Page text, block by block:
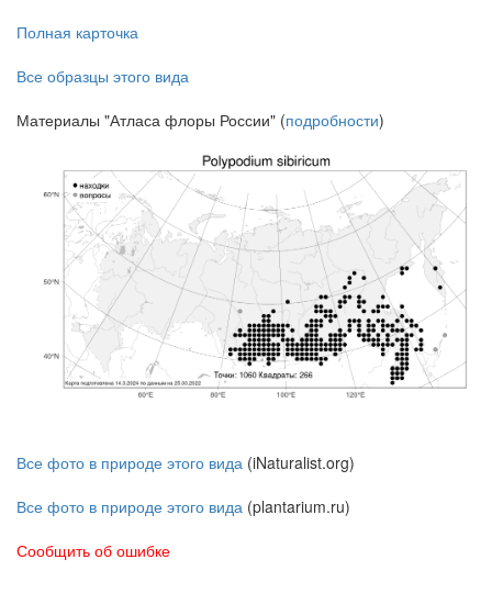
Полная карточка
Все образцы этого вида
Материалы "Атласа флоры России" (подробности)
Все фото в природе этого вида (iNaturalist.org)
Все фото в природе этого вида (plantarium.ru)
Сообщить об ошибке